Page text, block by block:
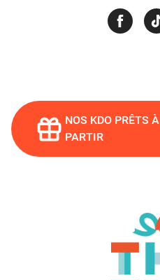
NOS KDO PRÊTS À
PARTIR